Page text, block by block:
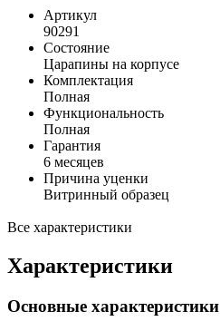
Артикул
90291
Состояние
Царапины на корпусе
Комплектация
Полная
Функциональность
Полная
Гарантия
6 месяцев
Причина уценки
Витринный образец
Все характеристики
Характеристики
Основные характеристики